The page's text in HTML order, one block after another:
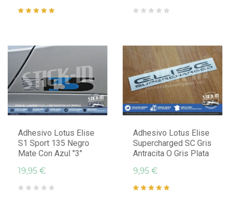
Adhesivo Lotus Elise
S1 Sport 135 Negro
Mate Con Azul "3"
19,95 €
Adhesivo Lotus Elise
Supercharged SC Gris
Antracita O Gris Plata
9,95 €